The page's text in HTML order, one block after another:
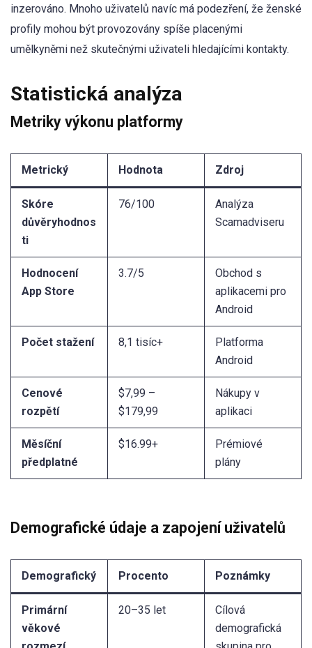
inzerováno. Mnoho uživatelů navíc má podezření, že ženské
profily mohou být provozovány spíše placenými
umělkyněmi než skutečnými uživateli hledajícími kontakty.
Statistická analýza
Metriky výkonu platformy
Metrický Hodnota Zdroj
Skóre
důvěryhodnos
ti
76/100
Analýza
Scamadviseru
Hodnocení
App Store
3.7/5
Obchod s
aplikacemi pro
Android
Počet stažení 8,1 tisíc+
Platforma
Android
Cenové
rozpětí
$7,99 –
$179,99
Nákupy v
aplikaci
Měsíční
předplatné
$16.99+
Prémiové
plány
Demografické údaje a zapojení uživatelů
Demografický Procento Poznámky
Primární
věkové
20–35 let
Cílová
demografická